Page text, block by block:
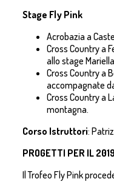
Stage Fly Pink
Acrobazia a
Cross Country a
allo stage
Cross Country a
accompagnate
Cross Country a
montagna.
Corso Istruttori:
PROGETTI PER IL 2019
Il Trofeo Fly Pink